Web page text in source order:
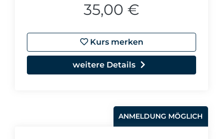
35,00 €
Kurs merken
weitere Details
ANMELDUNG MÖGLICH